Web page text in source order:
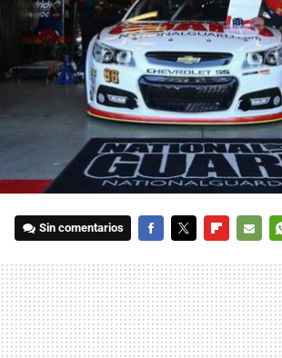
Sin comentarios
MAIL